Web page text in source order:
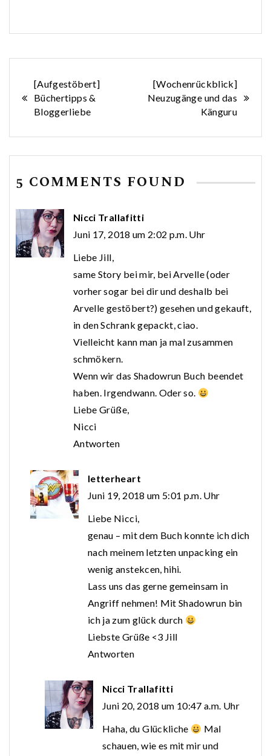
Beitragsnavigation
[Aufgestöbert]
Büchertipps &
Bloggerliebe
[Wochenrückblick]
Neuzugänge und das
Känguru
5 COMMENTS FOUND
Nicci Trallafitti
Juni 17, 2018 um 2:02 p.m. Uhr
Liebe Jill,
same Story bei mir, bei Arvelle (oder
vorher sogar bei dir und deshalb bei
Arvelle gestöbert?) gesehen und gekauft,
in den Schrank gepackt, ciao.
Vielleicht kann man ja mal zusammen
schmökern.
Wenn wir das Shadowrun Buch beendet
haben. Irgendwann. Oder so.
Liebe Grüße,
Nicci
Antworten
letterheart
Juni 19, 2018 um 5:01 p.m. Uhr
Liebe Nicci,
genau – mit dem Buch konnte ich dich
nach meinem letzten unpacking ein
wenig anstekcen, hihi.
Lass uns das gerne gemeinsam in
Angriff nehmen! Mit Shadowrun bin
ich ja zum glück durch
Liebste Grüße <3 Jill
Antworten
Nicci Trallafitti
Juni 20, 2018 um 10:47 a.m. Uhr
Haha, du Glückliche
Mal
schauen, wie es mit mir und